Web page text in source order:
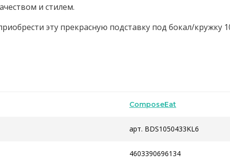
и стилем.
эту прекрасную подставку под бокал/кружку
ComposeEat
арт. BDS1050433KL6
4603390696134